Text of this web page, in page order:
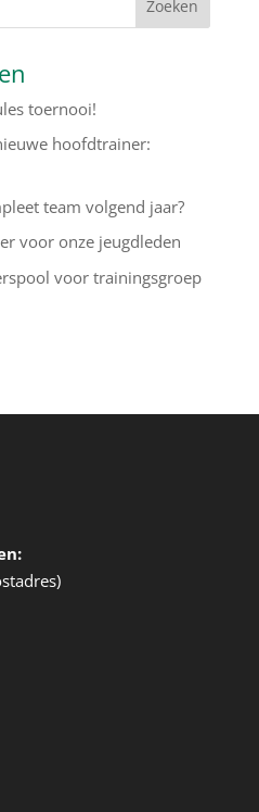
toernooi!
hoofdtrainer:
team volgend jaar?
voor onze jeugdleden
voor trainingsgroep